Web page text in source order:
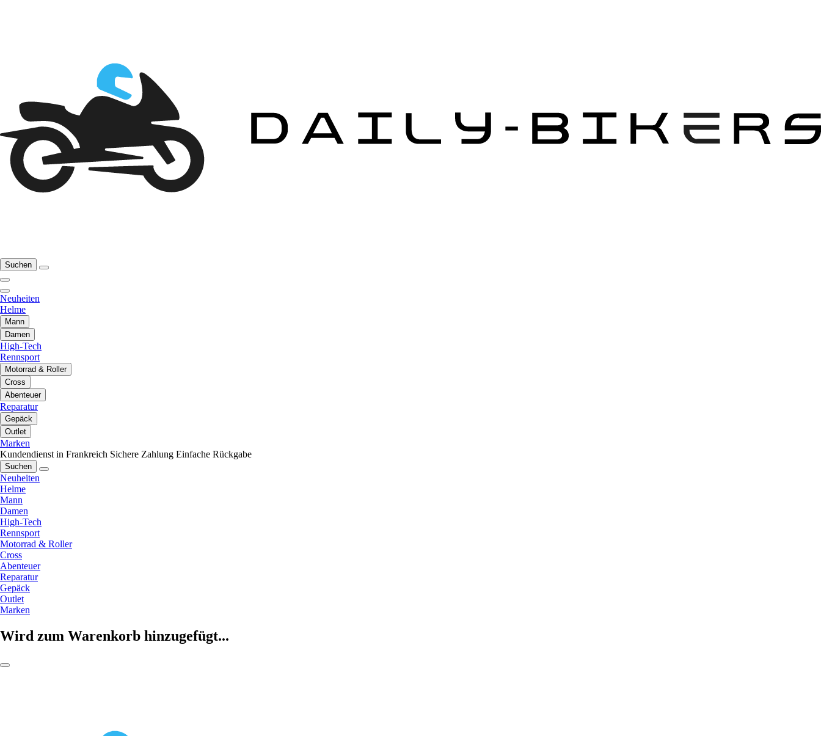
Suchen
Neuheiten
Helme
Mann
Damen
High-Tech
Rennsport
Motorrad & Roller
Cross
Abenteuer
Reparatur
Gepäck
Outlet
Marken
Kundendienst in Frankreich Sichere Zahlung Einfache Rückgabe
Suchen
Neuheiten
Helme
Mann
Damen
High-Tech
Rennsport
Motorrad & Roller
Cross
Abenteuer
Reparatur
Gepäck
Outlet
Marken
Wird zum Warenkorb hinzugefügt...